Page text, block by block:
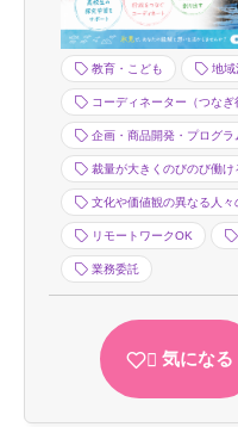
教育・こども 地域
コーディネーター（つなぎ
企画・商品開発・プログラ
裁量が大きくのびのび働け
文化や価値観の異なる人々
リモートワークOK
業務委託
気になる